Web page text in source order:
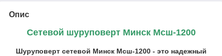
Опис
Сетевой шуруповерт Минск Мсш-1200
Шуруповерт сетевой Минск Мсш-1200 - это надежный